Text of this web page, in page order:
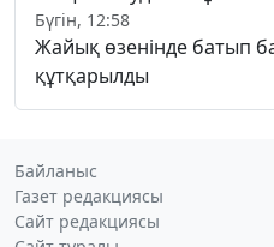
Бүгін, 12:58
Жайық өзенінде батып
құтқарылды
Байланыс
Газет редакциясы
Сайт редакциясы